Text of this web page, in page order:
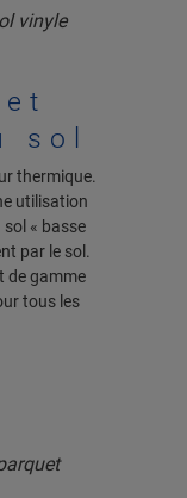
sol
thermique.
utilisation
« basse
par le sol.
de gamme
tous les